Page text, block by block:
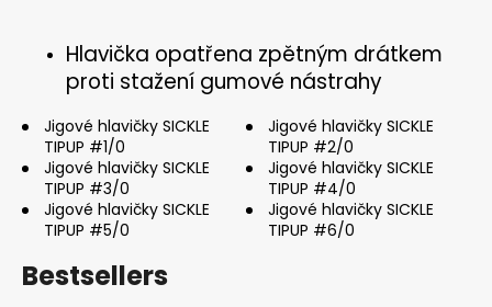
Hlavička opatřena zpětným drátkem
proti stažení gumové nástrahy
Jigové hlavičky SICKLE
TIPUP #1/0
Jigové hlavičky SICKLE
TIPUP #2/0
Jigové hlavičky SICKLE
TIPUP #3/0
Jigové hlavičky SICKLE
TIPUP #4/0
Jigové hlavičky SICKLE
TIPUP #5/0
Jigové hlavičky SICKLE
TIPUP #6/0
Bestsellers
n
f
o
?